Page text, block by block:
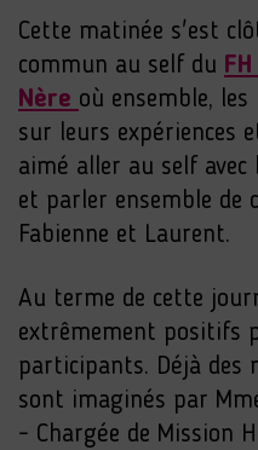
Cette matinée s'est
commun au self du
Nère où ensemble,
sur leurs expériences
aimé aller au self avec
et parler ensemble de
Fabienne et Laurent.
Au terme de cette
extrêmement positifs
participants. Déjà des
sont imaginés par
- Chargée de Mission